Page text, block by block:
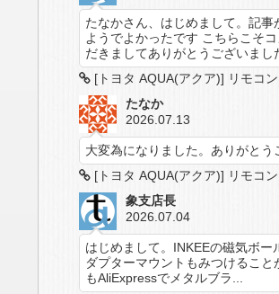
たなかさん、はじめまして。記事
ようでよかったです こちらこそ
だきましてありがとうございまし
[トヨタ AQUA(アクア)] リモコ
たなか
2026.07.13
大変為になりました。ありがとう
[トヨタ AQUA(アクア)] リモコ
象支店長
2026.07.04
はじめまして。INKEEの磁気ボー
ダプターマウントもみつけること
もAliExpressでメタルブラ...